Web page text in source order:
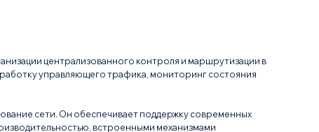
централизованного контроля и маршрутизации в
управляющего трафика, мониторинг состояния
сети. Он обеспечивает поддержку современных
встроенными механизмами